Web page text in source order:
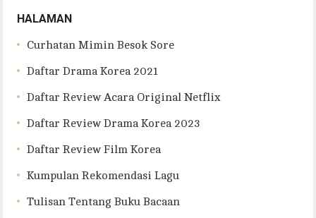
HALAMAN
Curhatan Mimin Besok Sore
Daftar Drama Korea 2021
Daftar Review Acara Original Netflix
Daftar Review Drama Korea 2023
Daftar Review Film Korea
Kumpulan Rekomendasi Lagu
Tulisan Tentang Buku Bacaan